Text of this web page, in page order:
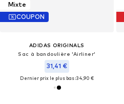
Mixte
COUPON
ADIDAS ORIGINALS
Sac à bandoulière 'Airliner'
31,41 €
Dernier prix le plus bas :34,90 €